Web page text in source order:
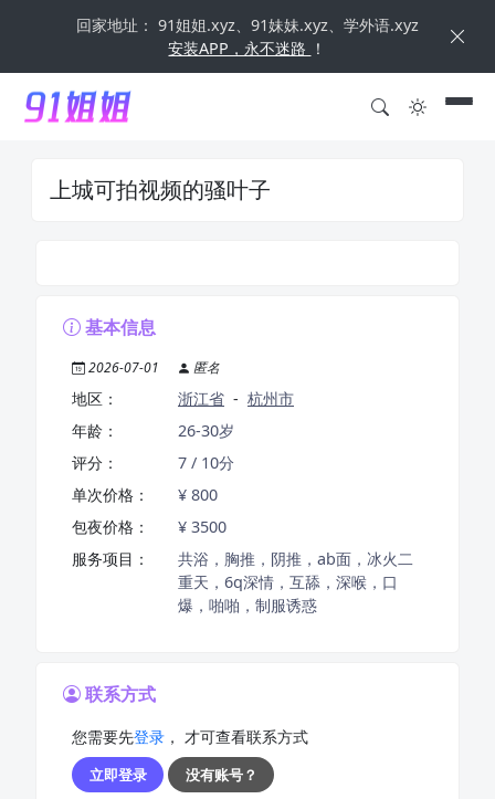
回家地址： 91姐姐.xyz、91妹妹.xyz、学外语.xyz
安装APP，永不迷路 ！
上城可拍视频的骚叶子
基本信息
2026-07-01 匿名
地区： 浙江省 - 杭州市
年龄：
26-30岁
评分：
7 / 10分
单次价格：
¥ 800
包夜价格：
¥ 3500
服务项目：
共浴，胸推，阴推，ab面，冰火二
重天，6q深情，互舔，深喉，口
爆，啪啪，制服诱惑
联系方式
您需要先登录 ， 才可查看联系方式
立即登录
没有账号？